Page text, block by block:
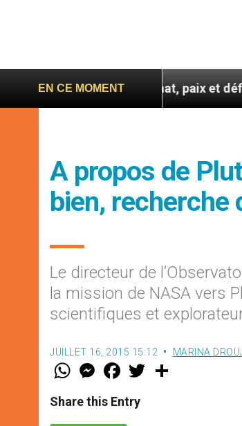
EN CE MOMENT
catéchuménat, paix et défis
A propos de
bien, recherche
Le directeur de
la mission de NASA vers
scientifiques et
JUILLET 16, 2015 15:12 MARINA
W
t
s
M
e
s
e
F
a
e
b
w
Share this Entry